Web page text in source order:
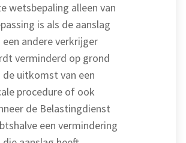
wetsbepaling alleen van
is als de aanslag
een andere verkrijger
verminderd op grond
de uitkomst van een
procedure of ook
de Belastingdienst
een vermindering